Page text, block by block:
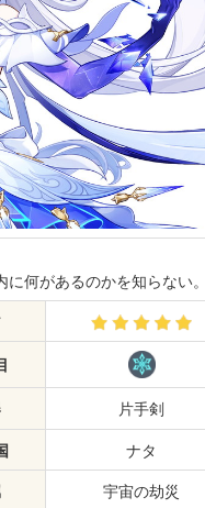
に何があるのかを知らない
片手剣
ナタ
宇宙の劫災